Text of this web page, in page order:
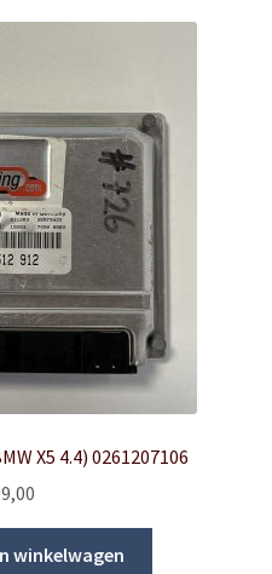
X5 4.4) 0261207106
winkelwagen